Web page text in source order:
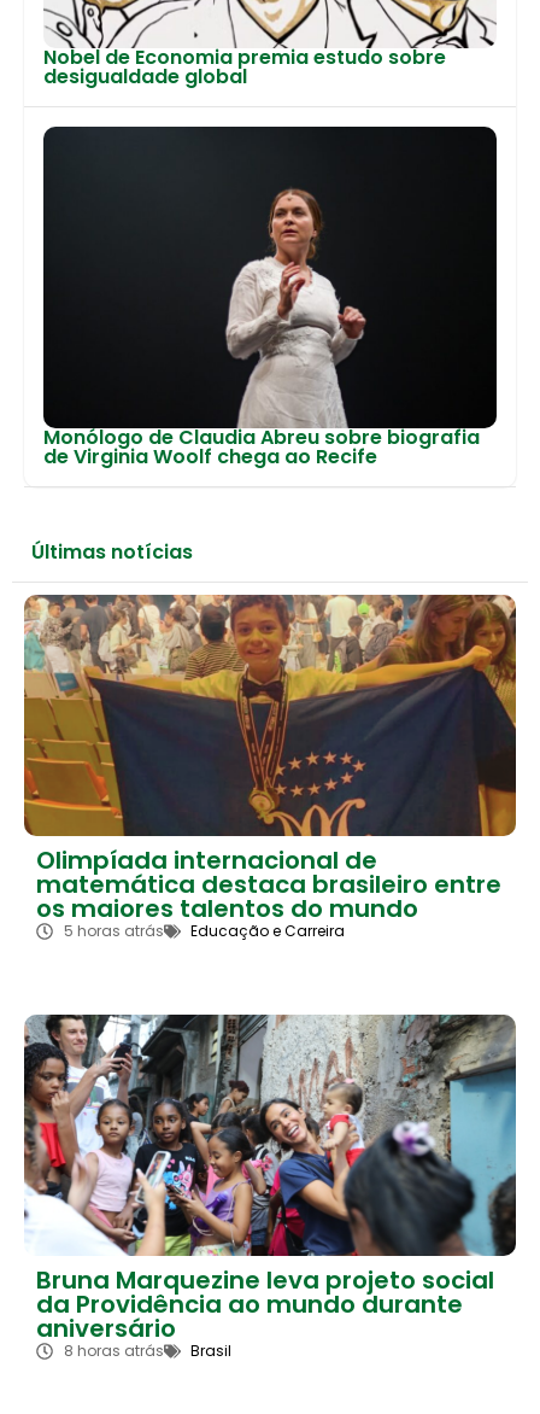
Nobel de Economia premia estudo sobre
desigualdade global
Monólogo de Claudia Abreu sobre biografia
de Virginia Woolf chega ao Recife
Últimas notícias
Olimpíada internacional de
matemática destaca brasileiro entre
os maiores talentos do mundo
5 horas atrás Educação e Carreira
Bruna Marquezine leva projeto social
da Providência ao mundo durante
aniversário
8 horas atrás Brasil